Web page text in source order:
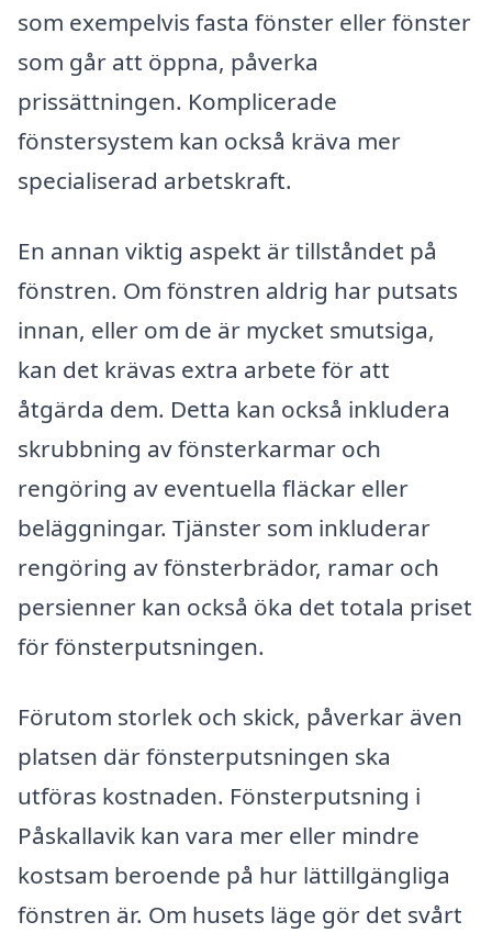
som exempelvis fasta fönster eller fönster
som går att öppna, påverka
prissättningen. Komplicerade
fönstersystem kan också kräva mer
specialiserad arbetskraft.
En annan viktig aspekt är tillståndet på
fönstren. Om fönstren aldrig har putsats
innan, eller om de är mycket smutsiga,
kan det krävas extra arbete för att
åtgärda dem. Detta kan också inkludera
skrubbning av fönsterkarmar och
rengöring av eventuella fläckar eller
beläggningar. Tjänster som inkluderar
rengöring av fönsterbrädor, ramar och
persienner kan också öka det totala priset
för fönsterputsningen.
Förutom storlek och skick, påverkar även
platsen där fönsterputsningen ska
utföras kostnaden. Fönsterputsning i
Påskallavik kan vara mer eller mindre
kostsam beroende på hur lättillgängliga
fönstren är. Om husets läge gör det svårt